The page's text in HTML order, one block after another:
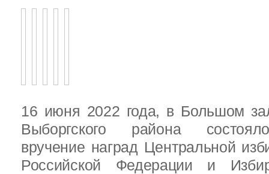
16 июня 2022 года, в Большом
Выборгского района
вручение наград Центральной
Российской Федерации и